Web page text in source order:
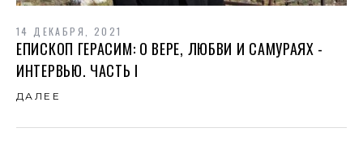
14 ДЕКАБРЯ, 2021
ЕПИСКОП ГЕРАСИМ: О ВЕРЕ, ЛЮБВИ И САМУРАЯХ -
ИНТЕРВЬЮ. ЧАСТЬ I
ДАЛЕЕ